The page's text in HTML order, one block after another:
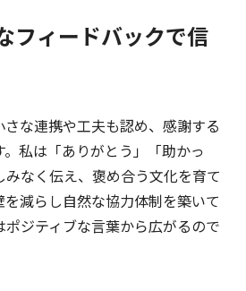
フィードバックで信
な連携や工夫も認め、感謝する
私は「ありがとう」「助かっ
なく伝え、褒め合う文化を育て
減らし自然な協力体制を築いて
ジティブな言葉から広がるので